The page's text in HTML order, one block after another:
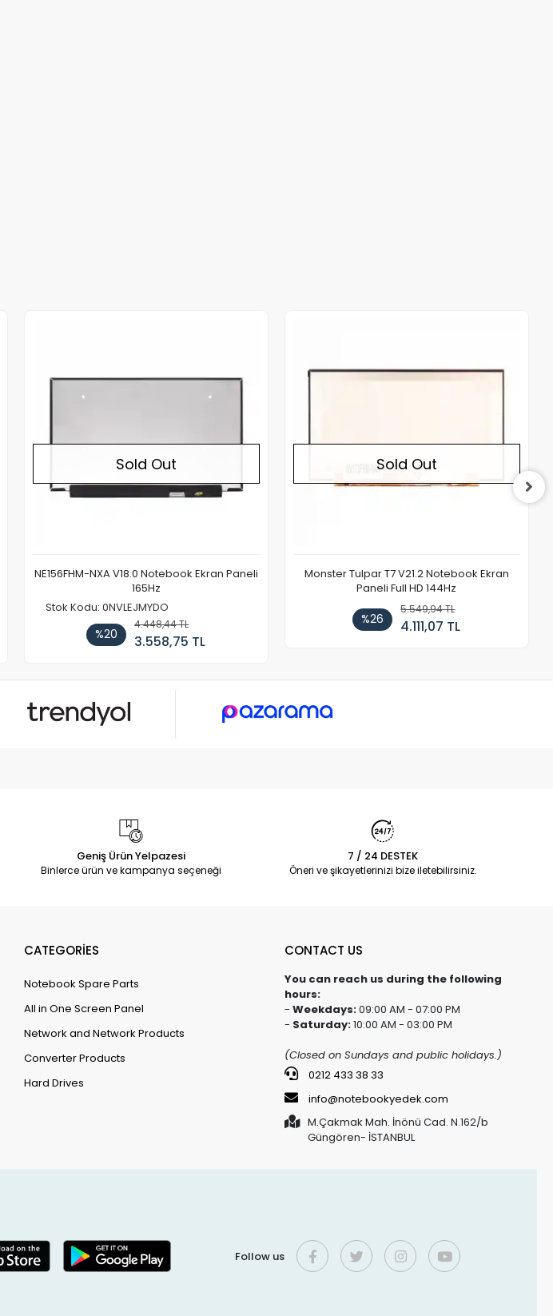
Sold Out
NE156FHM-NXA V18.0 Notebook Ekran Paneli
165Hz
Stok Kodu: 0NVLEJMYDO
%20
4.448,44 TL
3.558,75 TL
Sold Out
Monster Tulpar T7 V21.2 Notebook Ekran
Paneli Full HD 144Hz
%26
5.549,94 TL
4.111,07 TL
Geniş Ürün Yelpazesi
Binlerce ürün ve kampanya seçeneği
7 / 24 DESTEK
Öneri ve şikayetlerinizi bize iletebilirsiniz.
CATEGORİES
Notebook Spare Parts
All in One Screen Panel
Network and Network Products
Converter Products
Hard Drives
CONTACT US
You can reach us during the following
hours:
- Weekdays:09:00 AM - 07:00 PM
- Saturday:10:00 AM - 03:00 PM
(Closed on Sundays and public holidays.)
0212 433 38 33
info@notebookyedek.com
M.Çakmak Mah. İnönü Cad. N.162/b
Güngören- İSTANBUL
Follow us